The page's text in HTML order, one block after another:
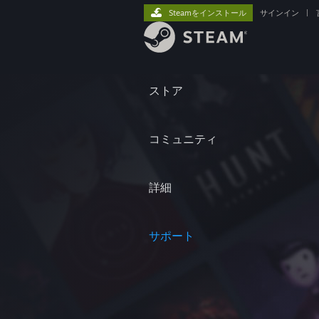
ストア
コミュニティ
詳細
サポート
Steamをインストール サインイン